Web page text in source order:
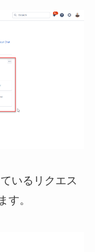
いるリクエス
す。